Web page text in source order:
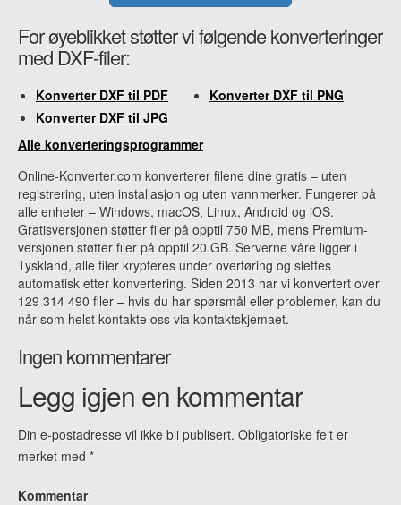
For øyeblikket støtter vi følgende konverteringer
med DXF-filer:
Konverter DXF til PDF
Konverter DXF til PNG
Konverter DXF til JPG
Alle konverteringsprogrammer
Online-Konverter.com konverterer filene dine gratis – uten
registrering, uten installasjon og uten vannmerker. Fungerer på
alle enheter – Windows, macOS, Linux, Android og iOS.
Gratisversjonen støtter filer på opptil 750 MB, mens Premium-
versjonen støtter filer på opptil 20 GB. Serverne våre ligger i
Tyskland, alle filer krypteres under overføring og slettes
automatisk etter konvertering. Siden 2013 har vi konvertert over
129 314 490 filer – hvis du har spørsmål eller problemer, kan du
når som helst kontakte oss via kontaktskjemaet.
Ingen kommentarer
Legg igjen en kommentar
Din e-postadresse vil ikke bli publisert. Obligatoriske felt er
merket med *
Kommentar